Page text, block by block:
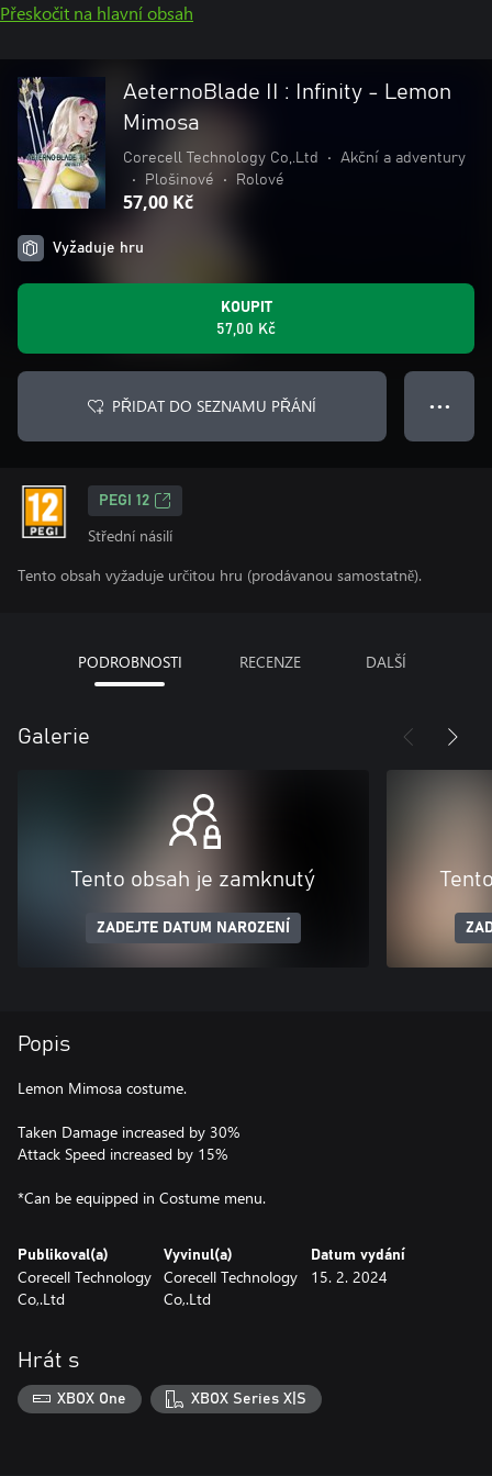
Přeskočit na hlavní obsah
AeternoBlade II : Infinity - Lemon
Mimosa
Corecell Technology Co,.Ltd •
Akční a adventury
•
Plošinové • Rolové
57,00 Kč
Vyžaduje hru
KOUPIT
57,00 Kč
PŘIDAT DO SEZNAMU PŘÁNÍ ● ● ●
PEGI 12
Střední násilí
Tento obsah vyžaduje určitou hru (prodávanou samostatně).
PODROBNOSTI RECENZE DALŠÍ
Galerie
Tento obsah je zamknutý
ZADEJTE DATUM NAROZENÍ
Popis
Lemon Mimosa costume.
Taken Damage increased by 30%
Attack Speed increased by 15%
*Can be equipped in Costume menu.
Publikoval(a)
Corecell Technology
Co,.Ltd
Vyvinul(a)
Corecell Technology
Co,.Ltd
Datum vydání
15. 2. 2024
Hrát s
XBOX One XBOX Series X|S